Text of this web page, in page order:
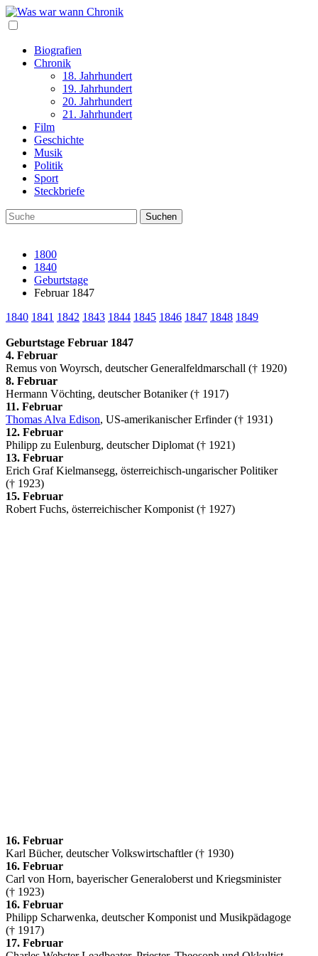
Biografien
Chronik
18. Jahrhundert
19. Jahrhundert
20. Jahrhundert
21. Jahrhundert
Film
Geschichte
Musik
Politik
Sport
Steckbriefe
1800
1840
Geburtstage
Februar 1847
1840 1841 1842 1843 1844 1845 1846 1847 1848 1849
Geburtstage Februar 1847
4. Februar
Remus von Woyrsch, deutscher Generalfeldmarschall († 1920)
8. Februar
Hermann Vöchting, deutscher Botaniker († 1917)
11. Februar
Thomas Alva Edison, US-amerikanischer Erfinder († 1931)
12. Februar
Philipp zu Eulenburg, deutscher Diplomat († 1921)
13. Februar
Erich Graf Kielmansegg, österreichisch-ungarischer Politiker
(† 1923)
15. Februar
Robert Fuchs, österreichischer Komponist († 1927)
16. Februar
Karl Bücher, deutscher Volkswirtschaftler († 1930)
16. Februar
Carl von Horn, bayerischer Generaloberst und Kriegsminister
(† 1923)
16. Februar
Philipp Scharwenka, deutscher Komponist und Musikpädagoge
(† 1917)
17. Februar